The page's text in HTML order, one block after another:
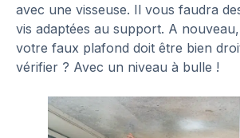
avec une visseuse. Il vous faudra
vis adaptées au support. A
votre faux plafond doit être bien
vérifier ? Avec un niveau à bulle !